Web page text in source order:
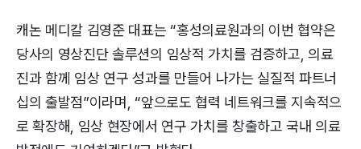
캐논 메디칼 김영준 대표는 “홍성의료원과의 이번 협약은
당사의 영상진단 솔루션의 임상적 가치를 검증하고, 의료
진과 함께 임상 연구 성과를 만들어 나가는 실질적 파트너
십의 출발점”이라며, “앞으로도 협력 네트워크를 지속적으
로 확장해, 임상 현장에서 연구 가치를 창출하고 국내 의료